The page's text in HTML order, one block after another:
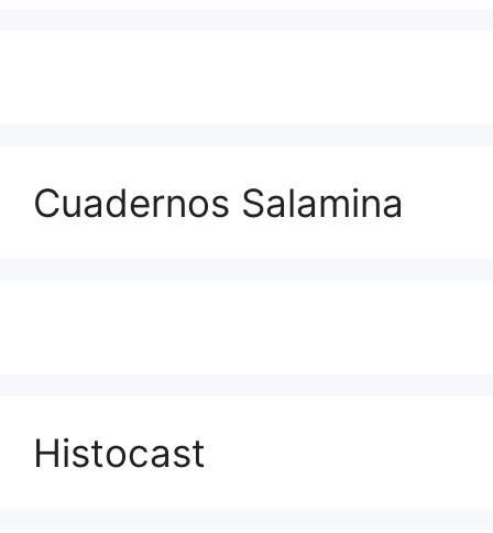
Cuadernos Salamina
Histocast